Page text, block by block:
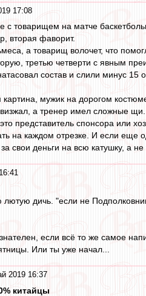
17:08
с товарищем на матче
вторая фаворит.
а товарищ волочет, что
третью четверти с явным
состав и слили минус 15
картина, мужик на дорогом
а тренер имел сложные щи.
представитель спонсора или
на каждом отрезке. И если еще
свои деньги на всю катушку, а
дичь. "если не
если всё то же самое
Или ты уже начал...
2019 16:37
китайцы